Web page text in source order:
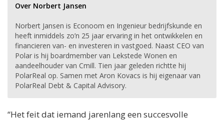
Over Norbert Jansen
Norbert Jansen is Econoom en Ingenieur bedrijfskunde en
heeft inmiddels zo’n 25 jaar ervaring in het ontwikkelen en
financieren van- en investeren in vastgoed. Naast CEO van
Polar is hij boardmember van Lekstede Wonen en
aandeelhouder van Cmill. Tien jaar geleden richtte hij
PolarReal op. Samen met Aron Kovacs is hij eigenaar van
PolarReal Debt & Capital Advisory.
“Het feit dat iemand jarenlang een succesvolle